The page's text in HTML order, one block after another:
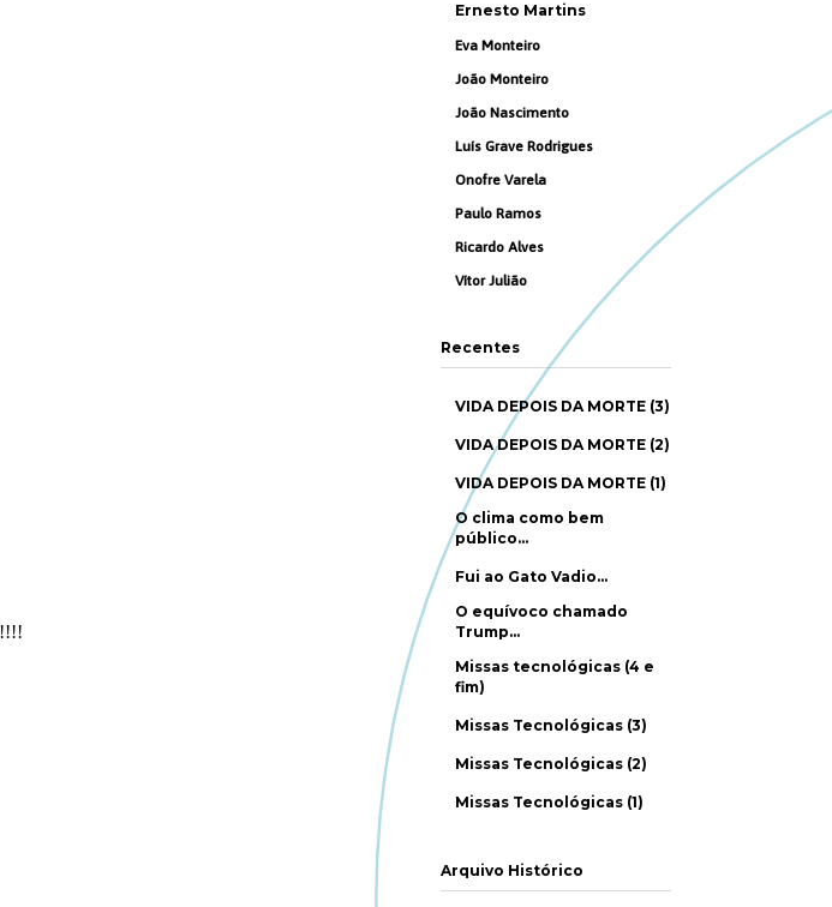
Ernesto Martins
Eva Monteiro
João Monteiro
João Nascimento
Luís Grave Rodrigues
Onofre Varela
Paulo Ramos
Ricardo Alves
Vítor Julião
Recentes
VIDA DEPOIS DA MORTE (3)
VIDA DEPOIS DA MORTE (2)
VIDA DEPOIS DA MORTE (1)
O clima como bem
público…
Fui ao Gato Vadio…
O equívoco chamado
Trump…
Missas tecnológicas (4 e
fim)
Missas Tecnológicas (3)
Missas Tecnológicas (2)
Missas Tecnológicas (1)
Arquivo Histórico